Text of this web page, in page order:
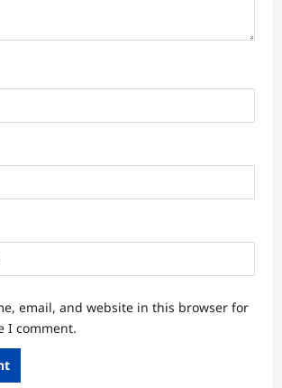
email, and website in this browser for
I comment.